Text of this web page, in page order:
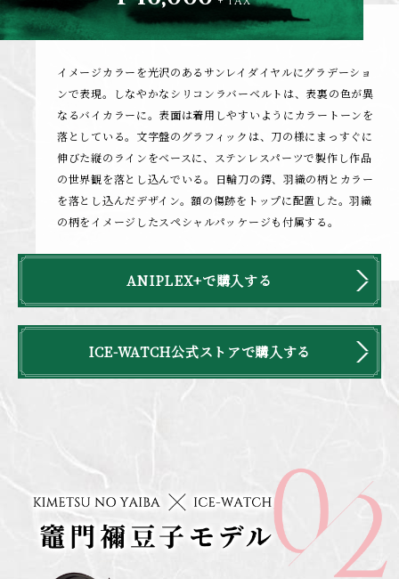
イメージカラーを光沢のあるサンレイダイヤルにグラデーショ
ンで表現。しなやかなシリコンラバーベルトは、表裏の色が異
なるバイカラーに。表面は着用しやすいようにカラートーンを
落としている。文字盤のグラフィックは、刀の様にまっすぐに
伸びた縦のラインをベースに、ステンレスパーツで製作し作品
の世界観を落とし込んでいる。日輪刀の鍔、羽織の柄とカラー
を落とし込んだデザイン。額の傷跡をトップに配置した。羽織
の柄をイメージしたスペシャルパッケージも付属する。
ANIPLEX+で購入する
ICE-WATCH公式ストアで購入する